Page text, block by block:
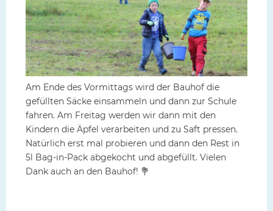
Am Ende des Vormittags wird der Bauhof die
gefüllten Säcke einsammeln und dann zur Schule
fahren. Am Freitag werden wir dann mit den
Kindern die Äpfel verarbeiten und zu Saft pressen.
Natürlich erst mal probieren und dann den Rest in
5l Bag-in-Pack abgekocht und abgefüllt. Vielen
Dank auch an den Bauhof! 💐